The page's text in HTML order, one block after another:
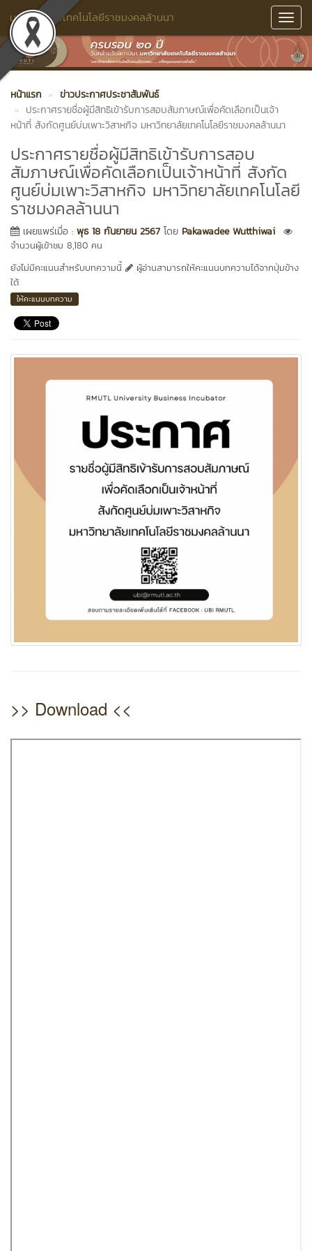
มหาวิทยาลัยเทคโนโลยีราชมงคลล้านนา
หน้าแรก
ข่าวประกาศประชาสัมพันธ์
ประกาศรายชื่อผู้มีสิทธิเข้ารับการสอบสัมภาษณ์เพื่อคัดเลือกเป็นเจ้า
หน้าที่ สังกัดศูนย์บ่มเพาะวิสาหกิจ มหาวิทยาลัยเทคโนโลยีราชมงคลล้านนา
ประกาศรายชื่อผู้มีสิทธิเข้ารับการสอบ
สัมภาษณ์เพื่อคัดเลือกเป็นเจ้าหน้าที่ สังกัด
ศูนย์บ่มเพาะวิสาหกิจ มหาวิทยาลัยเทคโนโลยี
ราชมงคลล้านนา
เผยแพร่เมื่อ : พุธ 18 กันยายน 2567 โดย Pakawadee Wutthiwai
จำนวนผู้เข้าชม 8,180 คน
ยังไม่มีคะแนนสำหรับบทความนี้
ผู้อ่านสามารถให้คะแนนบทความได้จากปุ่มข้าง
ใต้
ให้คะแนนบทความ
>> Download <<